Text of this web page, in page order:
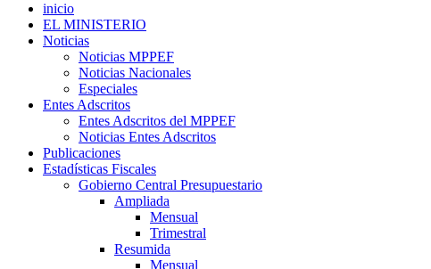
inicio
EL MINISTERIO
Noticias
Noticias MPPEF
Noticias Nacionales
Especiales
Entes Adscritos
Entes Adscritos del MPPEF
Noticias Entes Adscritos
Publicaciones
Estadísticas Fiscales
Gobierno Central Presupuestario
Ampliada
Mensual
Trimestral
Resumida
Mensual